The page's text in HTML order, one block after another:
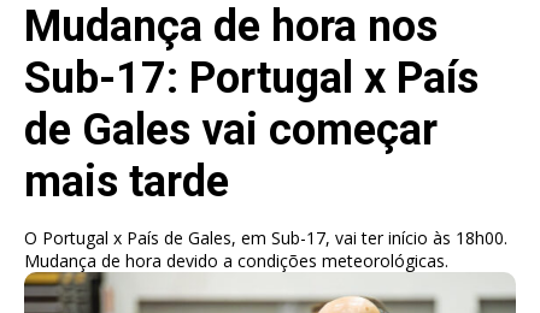
Mudança de hora nos
Sub-17: Portugal x País
de Gales vai começar
mais tarde
O Portugal x País de Gales, em Sub-17, vai ter início às 18h00.
Mudança de hora devido a condições meteorológicas.